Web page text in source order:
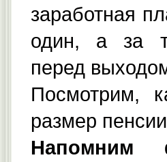
заработная
один, а за
перед
Посмотрим,
размер
Напомним